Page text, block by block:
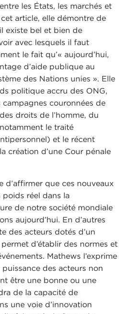
les États, les marchés et
article, elle démontre de
existe bel et bien de
avec lesquels il faut
le fait qu’« aujourd’hui,
d’aide publique au
des Nations unies ». Elle
politique accru des ONG,
couronnées de
droits de l’homme, du
le traité
et le récent
création d’une Cour pénale
d’affirmer que ces nouveaux
réel dans la
de notre société mondiale
aujourd’hui. En d’autres
des acteurs dotés d’un
d’établir des normes et
Mathews l’exprime
des acteurs non
être une bonne ou une
de la capacité de
une voie d’innovation